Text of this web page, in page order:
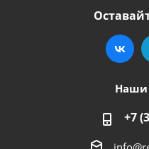
Наши
+7